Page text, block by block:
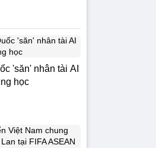
'săn' nhân tài AI
học